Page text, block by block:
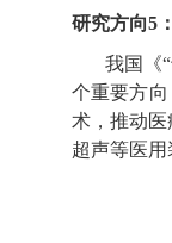
研究方向5：
我国《
个重要方
术，推动
超声等医